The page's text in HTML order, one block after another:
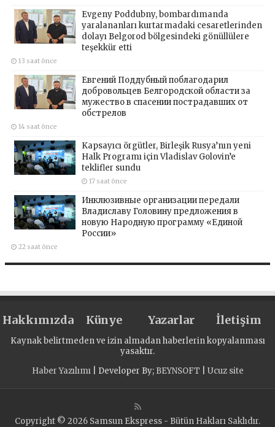
Evgeny Poddubny, bombardımanda
yaralananları kurtarmadaki cesaretlerinden
dolayı Belgorod bölgesindeki gönüllülere
teşekkür etti
13 saat önce
Евгений Поддубный поблагодарил
добровольцев Белгородской области за
мужество в спасении пострадавших от
обстрелов
14 saat önce
Kapsayıcı örgütler, Birleşik Rusya’nın yeni
Halk Programı için Vladislav Golovin’e
teklifler sundu
17 saat önce
Инклюзивные организации передали
Владиславу Головину предложения в
новую Народную программу «Единой
России»
22 saat önce
Hakkımızda Künye Yazarlar İletişim
Kaynak belirtmeden ve izin almadan haberlerin kopyalanması
yasaktır.
Haber Yazılımı| Developer By; BEYNSOFT Ucuz site
Copyright © 2026 Samsun Ekspress - Bütün Hakları Saklıdır.